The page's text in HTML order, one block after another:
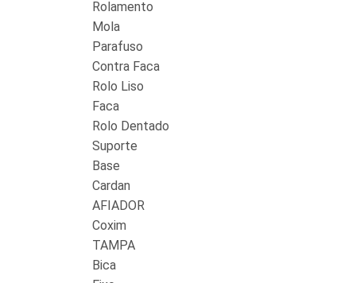
Rolamento
Mola
Parafuso
Contra Faca
Rolo Liso
Faca
Rolo Dentado
Suporte
Base
Cardan
AFIADOR
Coxim
TAMPA
Bica